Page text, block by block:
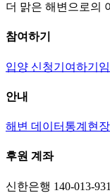
더 맑은 해변으로의
참여하기
입양 신청기여하기
안내
해변 데이터 통계 현
후원 계좌
신한은행 140-013-